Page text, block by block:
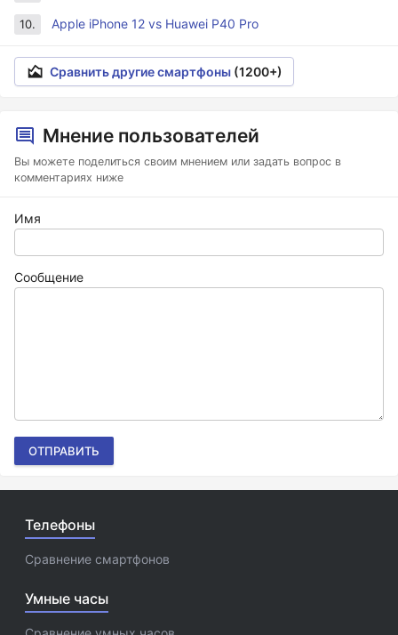
10. Apple iPhone 12 vs Huawei P40 Pro
Сравнить другие смартфоны (1200+)
Мнение пользователей
Вы можете поделиться своим мнением или задать вопрос в
комментариях ниже
Имя
Сообщение
ОТПРАВИТЬ
Телефоны
Сравнение смартфонов
Умные часы